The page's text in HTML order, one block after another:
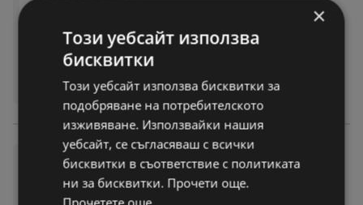
10-06-26
Седмична брошура от CBA Б
олеро с валидност до 03.06.
2026
×
Този уебсайт използва
бисквитки
Този уебсайт използва бисквитки за
подобряване на потребителското
изживяване. Използвайки нашия
уебсайт, се съгласяваш с всички
бисквитки в съответствие с политиката
ни за бисквитки. Прочети още.